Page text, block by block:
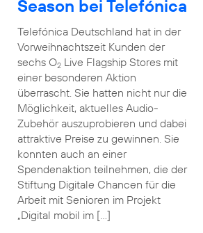
Season bei Telefónica
Telefónica Deutschland hat in der
Vorweihnachtszeit Kunden der
sechs O2Live Flagship Stores mit
einer besonderen Aktion
überrascht. Sie hatten nicht nur die
Möglichkeit, aktuelles Audio-
Zubehör auszuprobieren und dabei
attraktive Preise zu gewinnen. Sie
konnten auch an einer
Spendenaktion teilnehmen, die der
Stiftung Digitale Chancen für die
Arbeit mit Senioren im Projekt
„Digital mobil im […]